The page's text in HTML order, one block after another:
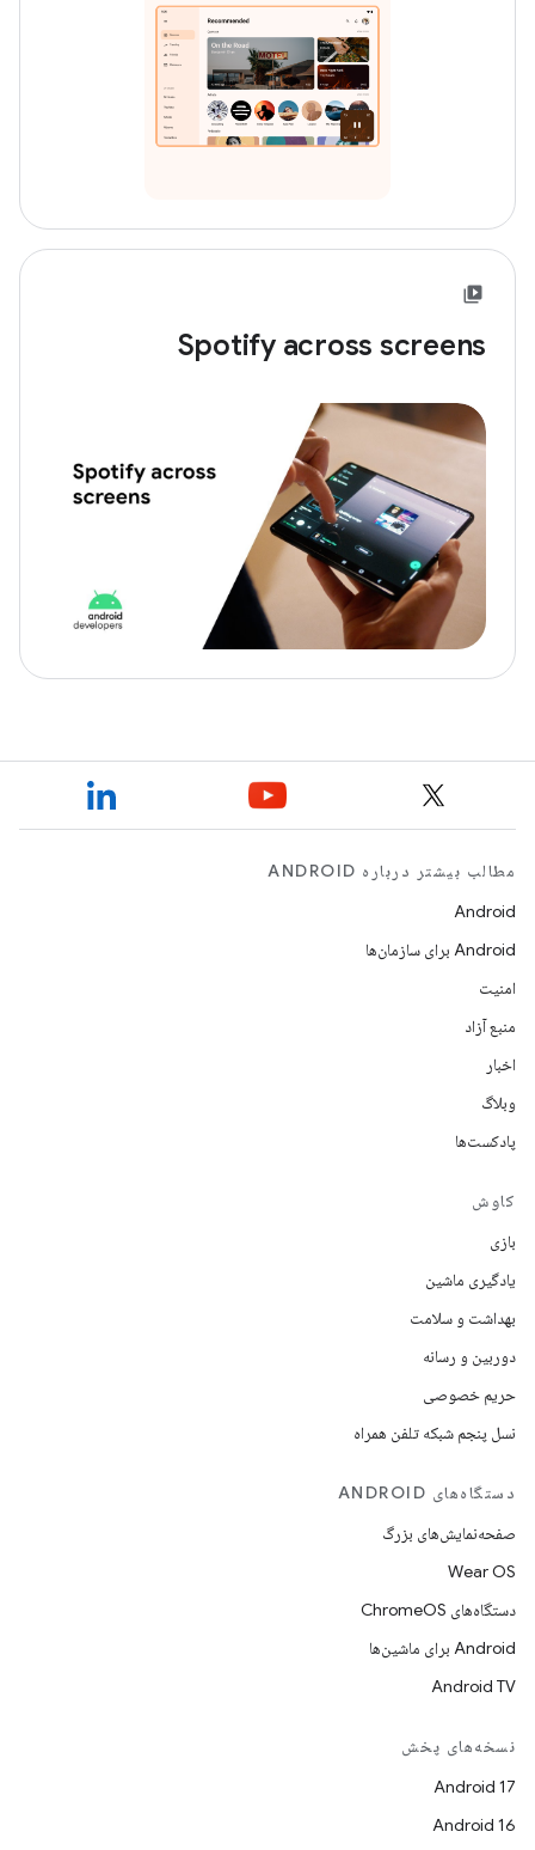
Spotify across screens
مطالب بیشتر درباره ANDROID
Android
Android برای سازمان‌ها
امنیت
منبع آزاد
اخبار
وبلاگ
پادکست‌ها
کاوش
بازی
یادگیری ماشین
بهداشت و سلامت
دوربین و رسانه
حریم خصوصی
نسل پنجم شبکه تلفن همراه
دستگاه‌های ANDROID
صفحه‌نمایش‌های بزرگ
Wear OS
دستگاه‌های ChromeOS
Android برای ماشین‌ها
Android TV
نسخه‌های پخش
Android 17
Android 16